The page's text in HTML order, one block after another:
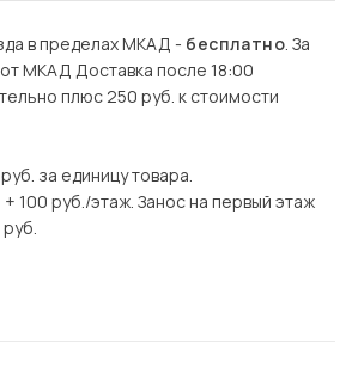
в пределах МКАД - бесплатно. За
МКАД Доставка после 18:00
плюс 250 руб. к стоимости
за единицу товара.
100 руб./этаж. Занос на первый этаж